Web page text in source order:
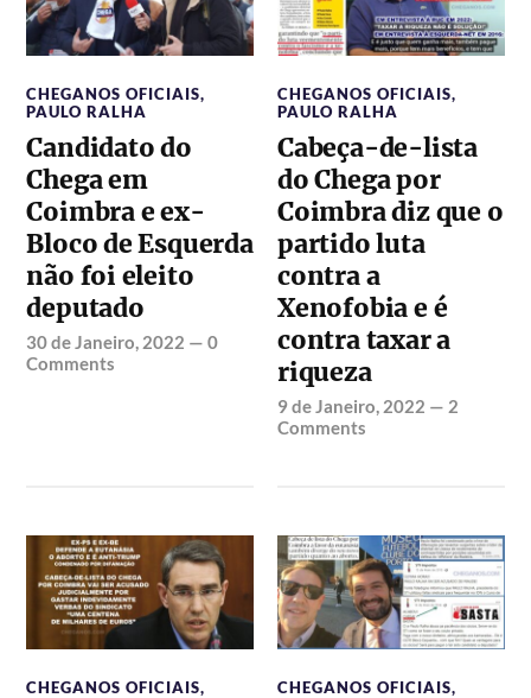
CHEGANOS OFICIAIS,
PAULO RALHA
Candidato do
Chega em
Coimbra e ex-
Bloco de Esquerda
não foi eleito
deputado
30 de Janeiro, 2022 —0
Comments
CHEGANOS OFICIAIS,
PAULO RALHA
Cabeça-de-lista
do Chega por
Coimbra diz que o
partido luta
contra a
Xenofobia e é
contra taxar a
riqueza
9 de Janeiro, 2022 — 2
Comments
CHEGANOS OFICIAIS,
CHEGANOS OFICIAIS,